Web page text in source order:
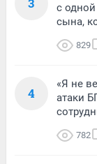
3
с одной
сына,
829
4
«Я не
атаки
782